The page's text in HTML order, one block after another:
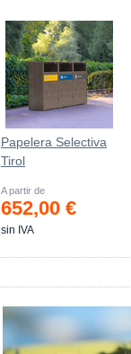
Papelera Selectiva
Tirol
A partir de
652,00 €
sin IVA